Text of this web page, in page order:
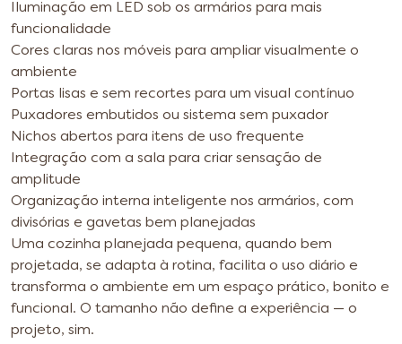
Iluminação em LED sob os armários para mais
funcionalidade
Cores claras nos móveis para ampliar visualmente o
ambiente
Portas lisas e sem recortes para um visual contínuo
Puxadores embutidos ou sistema sem puxador
Nichos abertos para itens de uso frequente
Integração com a sala para criar sensação de
amplitude
Organização interna inteligente nos armários, com
divisórias e gavetas bem planejadas
Uma cozinha planejada pequena, quando bem
projetada, se adapta à rotina, facilita o uso diário e
transforma o ambiente em um espaço prático, bonito e
funcional. O tamanho não define a experiência — o
projeto, sim.